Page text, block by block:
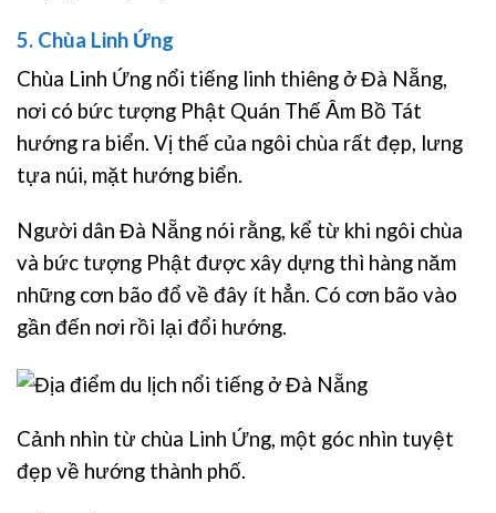
5. Chùa Linh Ứng
Chùa Linh Ứng nổi tiếng linh thiêng ở Đà Nẵng,
nơi có bức tượng Phật Quán Thế Âm Bồ Tát
hướng ra biển. Vị thế của ngôi chùa rất đẹp, lưng
tựa núi, mặt hướng biển.
Người dân Đà Nẵng nói rằng, kể từ khi ngôi chùa
và bức tượng Phật được xây dựng thì hàng năm
những cơn bão đổ về đây ít hẳn. Có cơn bão vào
gần đến nơi rồi lại đổi hướng.
Cảnh nhìn từ chùa Linh Ứng, một góc nhìn tuyệt
đẹp về hướng thành phố.